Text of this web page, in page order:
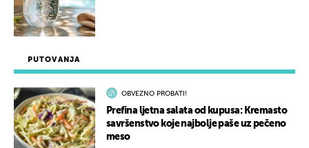
PUTOVANJA
OBVEZNO PROBATI!
Prefina ljetna salata od kupusa: Kremasto
savršenstvo koje najbolje paše uz pečeno
meso